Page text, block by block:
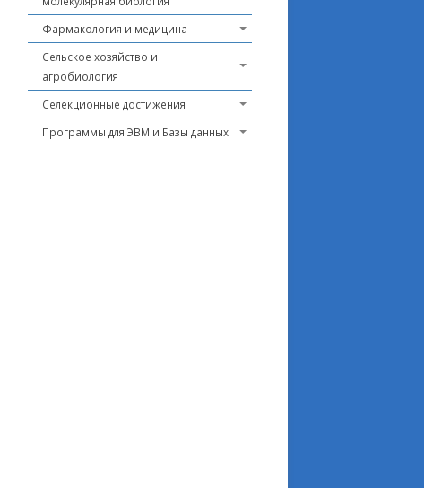
Фармакология и медицина
Сельское хозяйство и
агробиология
Селекционные достижения
Программы для ЭВМ и Базы данных